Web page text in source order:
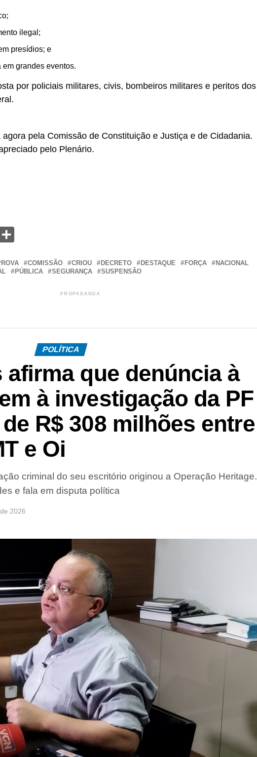
ilegal;
presídios; e
grandes eventos.
por policiais militares, civis, bombeiros militares e peritos dos
pela Comissão de Constituição e Justiça e de Cidadania.
pelo Plenário.
COMISSÃO CRIOU DECRETO DESTAQUE FORÇA
NACIONAL
PÚBLICA SEGURANÇA SUSPENSÃO
PROPAGANDA
POLÍTICA
afirma que denúncia à
à investigação da PF
R$ 308 milhões entre
e Oi
criminal do seu escritório originou a Operação Heritage.
e fala em disputa política
2026